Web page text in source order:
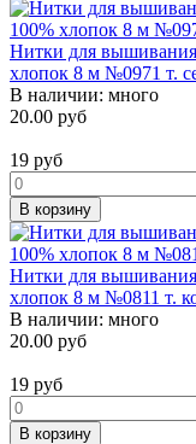
Нитки для
хлопок 8 м №0971 т.
В наличии: много
20.00 руб
19 руб
В корзину
Нитки для
хлопок 8 м №0811 т.
В наличии: много
20.00 руб
19 руб
В корзину